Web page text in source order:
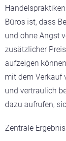
Büros ist, dass
und ohne Angst
zusätzlicher
aufzeigen
mit dem Verkauf
und vertraulich
dazu aufrufen,
Zentrale